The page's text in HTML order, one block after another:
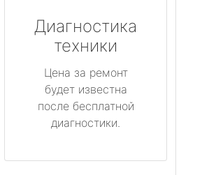
Диагностика
техники
Цена за ремонт
будет известна
после бесплатной
диагностики.